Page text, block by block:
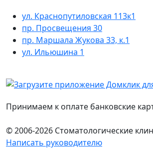
ул. Краснопутиловская 113к1
пр. Просвещения 30
пр. Маршала Жукова 33, к.1
ул. Ильюшина 1
Принимаем к оплате банковские
© 2006-2026 Стоматологические
Написать руководителю